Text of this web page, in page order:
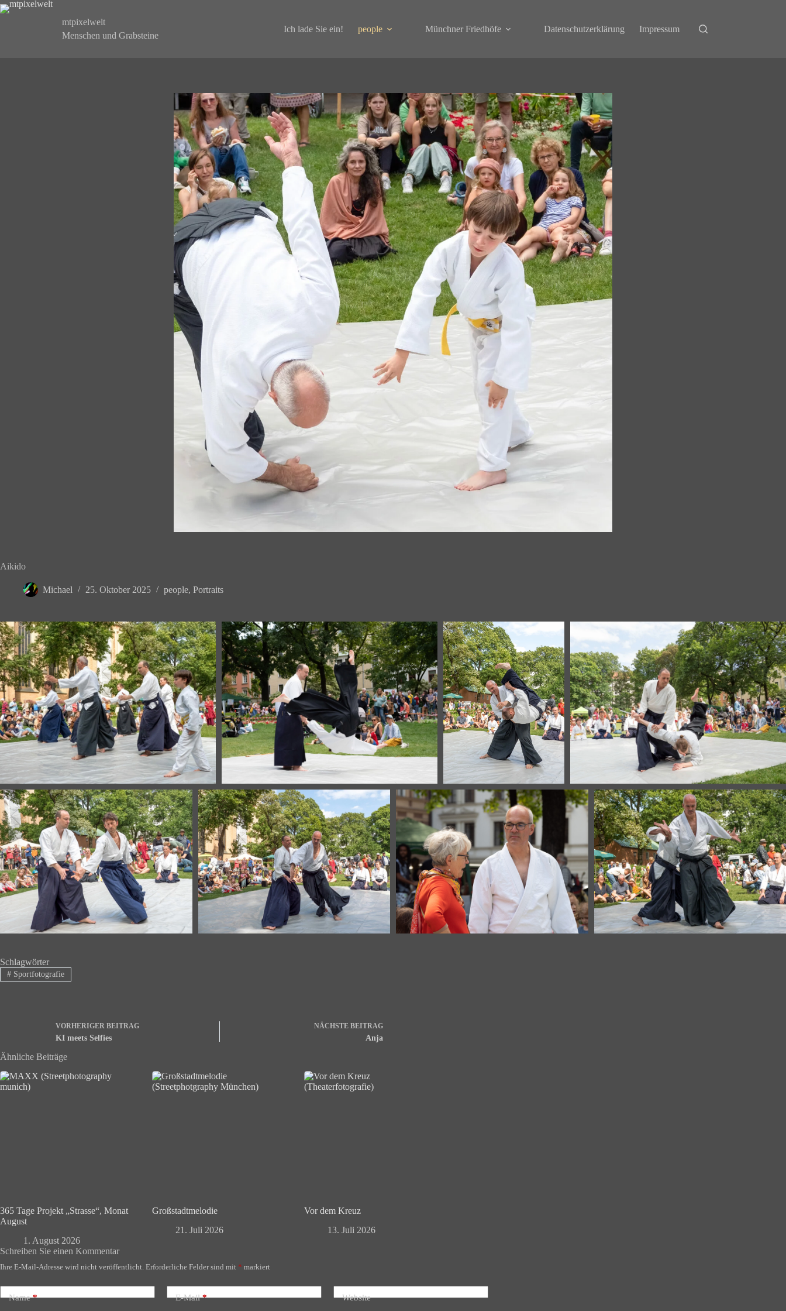
Zum
Inhalt
mtpixelwelt
Menschen und Grabsteine
Ich lade Sie ein! people Münchner Friedhöfe Datenschutzerklärung Impressum
Aikido
Michael 25. Oktober 2025 people, Portraits
Schlagwörter
#Sportfotografie
VORHERIGER BEITRAG
KI meets Selfies
NÄCHSTE BEITRAG
Anja
Ähnliche Beiträge
365 Tage Projekt „Strasse“, Monat
August
1. August 2026
Großstadtmelodie
21. Juli 2026
Vor dem Kreuz
13. Juli 2026
Schreiben Sie einen Kommentar
Ihre E-Mail-Adresse wird nicht veröffentlicht. Erforderliche Felder sind mit * markiert
Name* E-Mail* Website